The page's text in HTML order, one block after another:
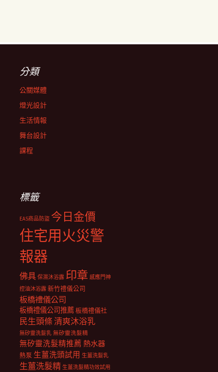
分類
公關媒體
燈光設計
生活情報
舞台設計
課程
標籤
EAS商品防盜 今日金價
住宅用火災警
報器
佛具 保濕沐浴露 印章 感應門神
控油沐浴露 新竹禮儀公司
板橋禮儀公司
板橋禮儀公司推薦板橋禮儀社
民生頭條清爽沐浴乳
無矽靈洗髮乳 無矽靈洗髮精
無矽靈洗髮精推薦 熱水器
熱泵 生薑洗頭試用 生薑洗髮乳
生薑洗髮精 生薑洗髮精功效試用